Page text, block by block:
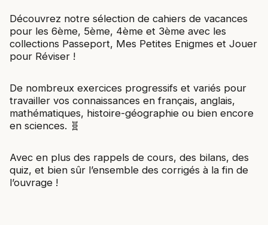
Découvrez notre sélection de cahiers de vacances
pour les 6ème, 5ème, 4ème et 3ème avec les
collections Passeport, Mes Petites Enigmes et Jouer
pour Réviser !
De nombreux exercices progressifs et variés pour
travailler vos connaissances en français, anglais,
mathématiques, histoire-géographie ou bien encore
en sciences. 🧬
Avec en plus des rappels de cours, des bilans, des
quiz, et bien sûr l’ensemble des corrigés à la fin de
l’ouvrage !